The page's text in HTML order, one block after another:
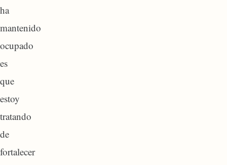
ha
mantenido
ocupado
es
que
estoy
tratando
de
fortalecer